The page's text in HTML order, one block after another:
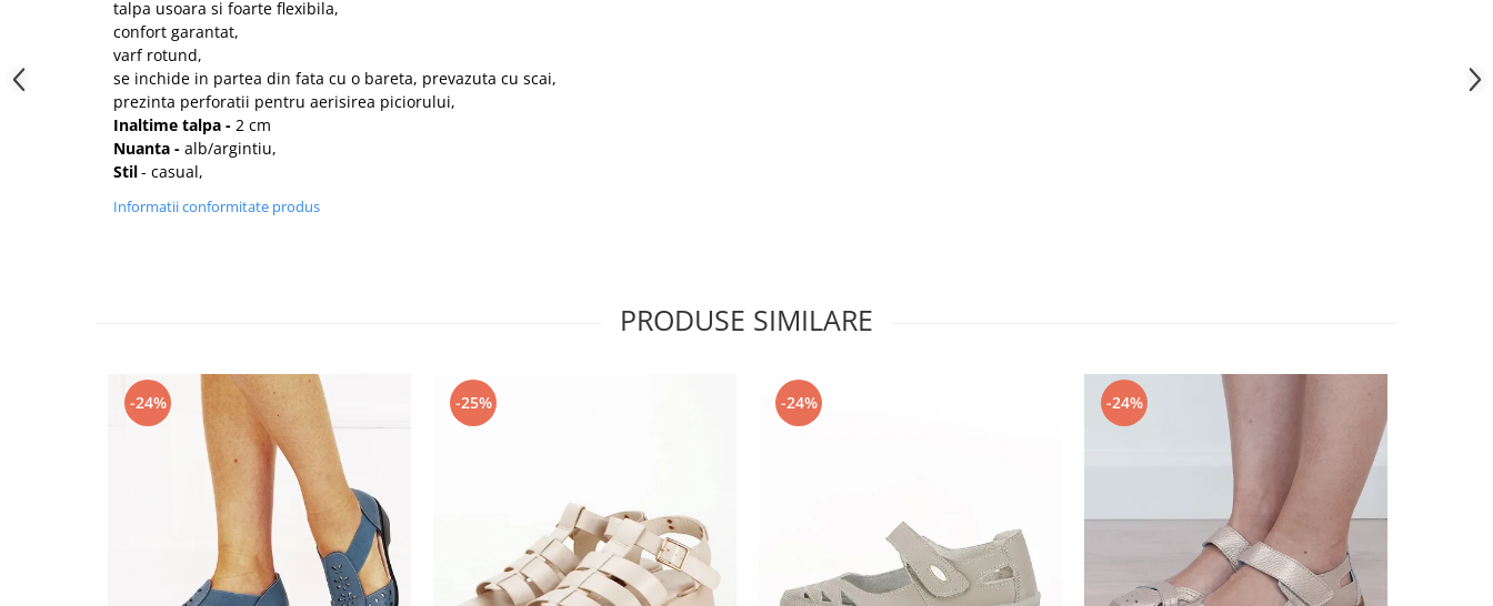
talpa usoara si foarte flexibila,
confort garantat,
varf rotund,
se inchide in partea din fata cu o bareta, prevazuta cu scai,
prezinta perforatii pentru aerisirea piciorului,
Inaltime talpa - 2 cm
Nuanta - alb/argintiu,
Stil- casual,
Informatii conformitate produs
PRODUSE SIMILARE
-24% -25% -24% -24%